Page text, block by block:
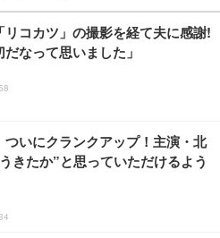
チェア デスクチェア 疲れない テレ
化バックレスト 30度ロッキング機
腰サポート 90度跳ね上げ式アーム
通気性メッシュ ゲーミング/勉強/事
ソコンチェア (ブラック)
チェア デスクチェア 疲れない テレ
化バックレスト 30度ロッキング機
腰サポート 90度跳ね上げ式アーム
レスト ハンガー付き 高反発クッシ
ーミングモニター DualSense 充電
ZDM1J）
Dell E2724HS 27インチ 液晶モニタ
）VA 非光沢 HDMI/DisplayP
ー内蔵 高さ調整 スイベル VESA対
ビジネス向け
ネオ・オムツ L 中型犬用 26枚入
マートベーシック) 【Amazon.co.jp
アイリスオーヤマ ペットシーツ
イド 100枚入 (x 1) (ケース販売)
リコカツ」の撮影を経て夫に感謝!
だなって思いました」
ついにクランクアップ！主演・北
きたか”と思っていただけるよう